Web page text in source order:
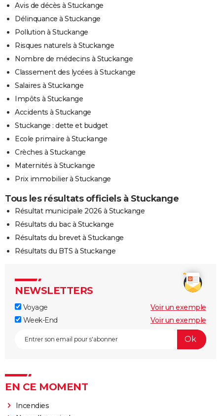
Avis de décès à Stuckange
Délinquance à Stuckange
Pollution à Stuckange
Risques naturels à Stuckange
Nombre de médecins à Stuckange
Classement des lycées à Stuckange
Salaires à Stuckange
Impôts à Stuckange
Accidents à Stuckange
Stuckange : dette et budget
Ecole primaire à Stuckange
Crèches à Stuckange
Maternités à Stuckange
Prix immobilier à Stuckange
Tous les résultats officiels à Stuckange
Résultat municipale 2026 à Stuckange
Résultats du bac à Stuckange
Résultats du brevet à Stuckange
Résultats du BTS à Stuckange
NEWSLETTERS
Voyage
Voir un exemple
Week-End
Voir un exemple
EN CE MOMENT
Incendies